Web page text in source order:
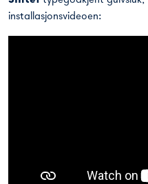
installasjonsvideoen: